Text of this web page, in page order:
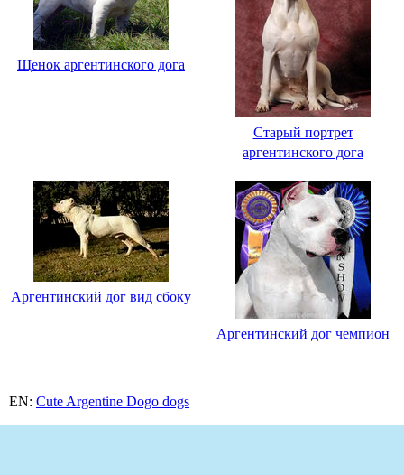
Щенок аргентинского дога
Старый портрет
аргентинского дога
Аргентинский дог вид сбоку
Аргентинский дог чемпион
EN: Cute Argentine Dogo dogs